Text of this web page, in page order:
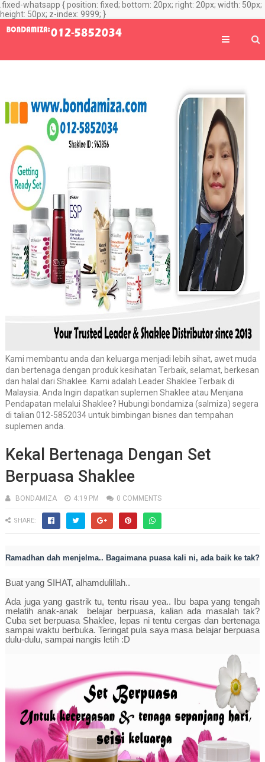
.fixed-whatsapp { position: fixed; bottom: 20px; right: 20px; width: 50px;
height: 50px; z-index: 9999; }
Kami membantu anda dan keluarga menjadi lebih sihat, awet muda
dan bertenaga dengan produk kesihatan Terbaik, selamat, berkesan
dan halal dari Shaklee. Kami adalah Leader Shaklee Terbaik di
Malaysia. Anda Ingin dapatkan suplemen Shaklee atau Menjana
Pendapatan melalui Shaklee? Hubungi bondamiza (salmiza) segera
di talian 012-5852034 untuk bimbingan bisnes dan tempahan
suplemen anda.
Kekal Bertenaga Dengan Set
Berpuasa Shaklee
BONDAMIZA 4:19 PM 0 COMMENTS
SHARE:
Ramadhan dah menjelma.. Bagaimana puasa kali ni, ada baik ke tak?
Buat yang SIHAT, alhamdulillah..
Ada juga yang gastrik tu, tentu risau yea.. Ibu bapa yang tengah
melatih anak-anak belajar berpuasa, kalian ada masalah tak?
Cuba set berpuasa Shaklee, lepas ni tentucergas dan bertenaga
sampai waktu berbuka. Teringat pula saya masa belajar berpuasa
dulu-dulu, sampai nangis letih :D